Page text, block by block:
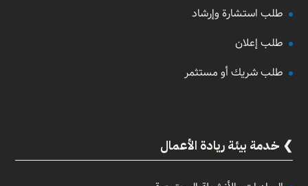
طلب استشارة وإرشاد
طلب إعلان
طلب شريك أو مستثمر
خدمة بيئة ريادة الأعمال